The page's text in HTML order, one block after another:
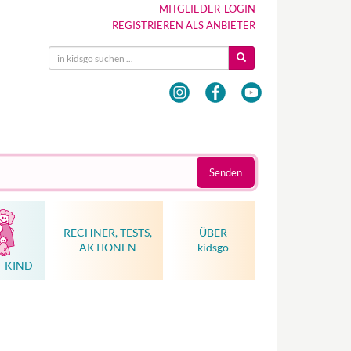
MITGLIEDER-LOGIN
REGISTRIEREN ALS ANBIETER
Senden
KIND
RECHNER, TESTS,
AKTIONEN
ÜBER
kidsgo